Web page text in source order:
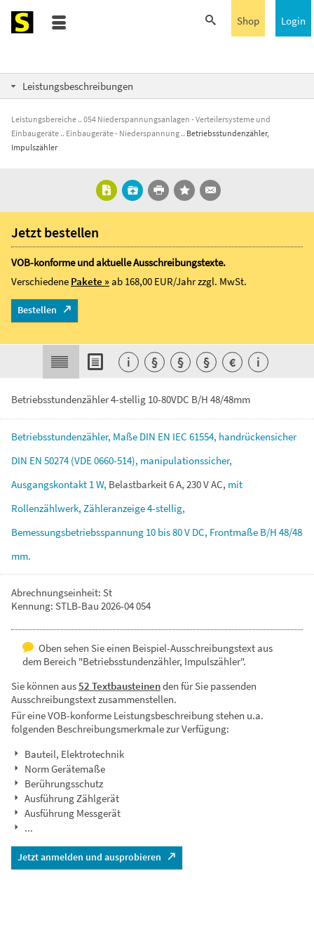
Login
Shop
Leistungsbeschreibungen
Leistungsbereiche
054 Niederspannungsanlagen - Verteilersysteme und
Einbaugeräte
Einbaugeräte - Niederspannung
Betriebsstundenzähler,
Impulszähler
Betriebsstundenzähler 4-stellig 10-80VDC B/H 48/48mm
Betriebsstundenzähler, Maße DIN EN IEC 61554, handrückensicher
DIN EN 50274 (VDE0660-514), manipulationssicher,
Ausgangskontakt 1W, Belastbarkeit6A, 230VAC, mit
Rollenzählwerk, Zähleranzeige4-stellig,
Bemessungsbetriebsspannung 10 bis80V DC, Frontmaße B/H 48/48
mm.
Abrechnungseinheit: St
Kennung: STLB-Bau 2026-04 054
Oben sehen Sie einen Beispiel-Ausschreibungstext aus
dem Bereich "Betriebsstundenzähler, Impulszähler".
Sie können aus52 Textbausteinenden für Sie passenden
Ausschreibungstext zusammenstellen.
Für eine VOB-konforme Leistungsbeschreibung stehen u.a.
folgenden Beschreibungsmerkmale zur Verfügung:
Bauteil, Elektrotechnik
Norm Gerätemaße
Berührungsschutz
Ausführung Zählgerät
Ausführung Messgerät
...
Jetzt anmelden und ausprobieren
Jetzt bestellen
VOB-konforme und aktuelle Ausschreibungstexte.
Verschiedene Pakete »ab 168,00 EUR/Jahrzzgl. MwSt.
Bestellen
i § § § € i